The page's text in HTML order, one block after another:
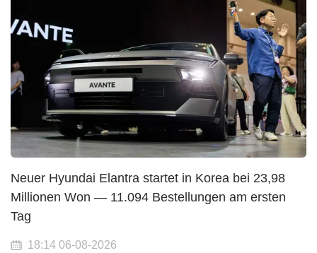
Neuer Hyundai Elantra startet in Korea bei 23,98
Millionen Won — 11.094 Bestellungen am ersten
Tag
18:14 06-08-2026